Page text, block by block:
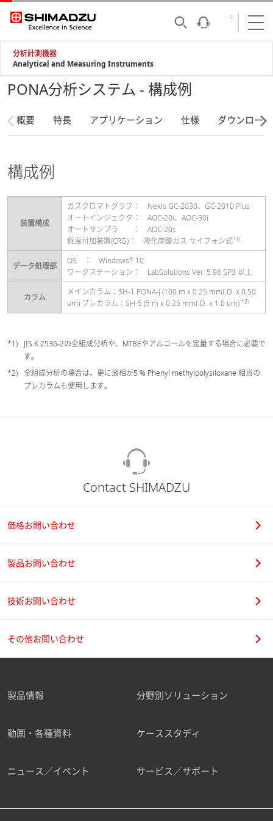
分析計測機器
Analytical and Measuring Instruments
PONA分析システム - 構成例
概要 特長 アプリケーション 仕様 ダウンロード
構成例
装置構成
ガスクロマトグラフ： Nexis GC-2030、GC-2010 Plus
オートインジェクタ： AOC-20i、AOC-30i
オートサンプラ ： AOC-20s
低温付加装置(CRG)： 液化炭酸ガス サイフォン式*1)
データ処理部
OS ： Windows® 10
ワークステーション： LabSolutions Ver. 5.96 SP3 以上
カラム
メインカラム：SH-1 PONA-J (100 m x 0.25 mmI.D. x 0.50
um) プレカラム：SH-5 (5 m x 0.25 mmI.D. x 1.0 um) *2)
JIS K 2536-2の全組成分析や、MTBEやアルコールを定量する場合に必要で
す。
全組成分析の場合は、更に液相が5 % Phenyl methylpolysiloxane 相当の
プレカラムも使用します。
Contact SHIMADZU
価格お問い合わせ
製品お問い合わせ
技術お問い合わせ
その他お問い合わせ
製品情報 分野別ソリューション
動画・各種資料 ケーススタディ
ニュース／イベント サービス／サポート